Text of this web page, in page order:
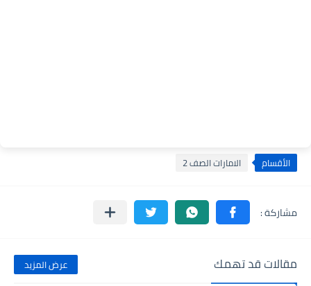
الأقسام الامارات الصف 2
مقالات قد تهمك عرض المزيد